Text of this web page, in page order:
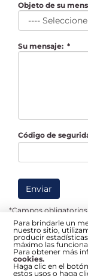
Para brindarle un
nuestro sitio,
producir
máximo las
Para obtener más
cookies.
Haga clic en el
estos usos o haga
Objeto de su
Su mensaje: *
Código de
Enviar
*Campos obligatorios